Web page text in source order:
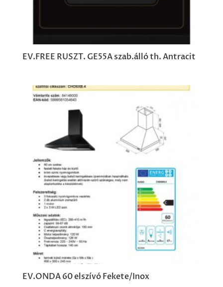
EV.FREE RUSZT. GE55A szab.álló th. Antracit
EV.ONDA 60 elszívó Fekete/Inox